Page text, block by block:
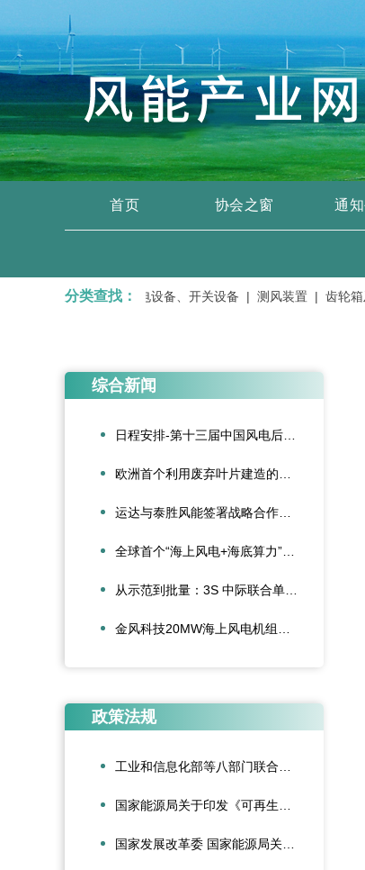
首页 协会之窗 通
分类查找：
变压器、输变电设备、开关设备 | 测风装置 | 齿轮箱及
综合新闻
政策法规